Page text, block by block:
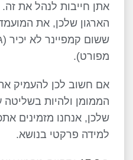
אתן חייבות לנהל את
הארגון שלכן, את
ששום קמפיינר לא יכיר
מפורט).
אם חשוב לכן להעמיק
הממומן ולהיות בשליטה
שלכן, אנחנו מזמינים
למידה פרקטי בנושא.